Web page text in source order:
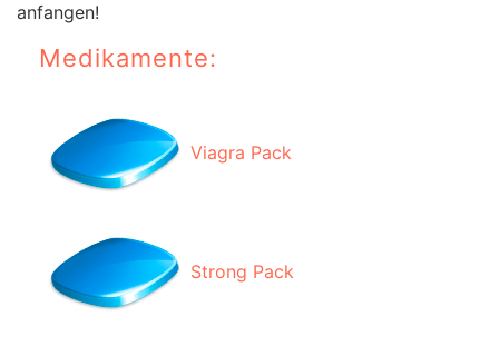
anfangen!
Medikamente:
Viagra Pack
Strong Pack